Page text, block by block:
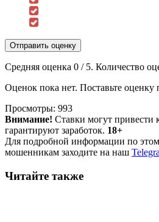
Отправить оценку
Средняя оценка 0 / 5. Количество
Оценок пока нет. Поставьте оценку
Просмотры: 993
Внимание! Ставки могут привести
гарантируют заработок. 18+
Для подробной информации по
мошенникам заходите на наш
Читайте также